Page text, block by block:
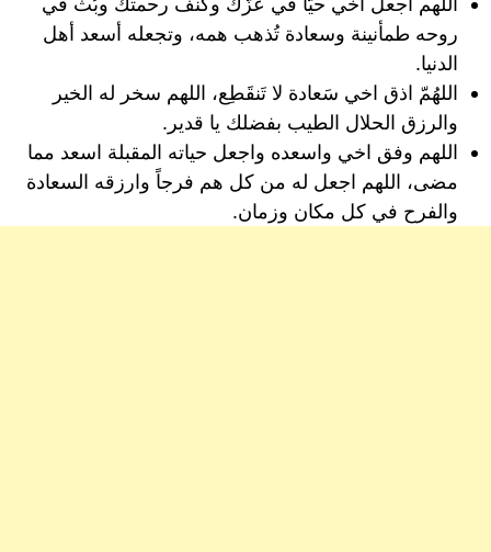
روحه طمأنينة وسعادة تُذهب همه، وتجعله أسعد أهل
الدنيا.
اللهُمّ اذق اخي سَعادة لا تَنقَطِع، اللهم سخر له الخير
والرزق الحلال الطيب بفضلك يا قدير.
اللهم وفق اخي واسعده واجعل حياته المقبلة اسعد مما
مضى، اللهم اجعل له من كل هم فرجاً وارزقه السعادة
والفرح في كل مكان وزمان.